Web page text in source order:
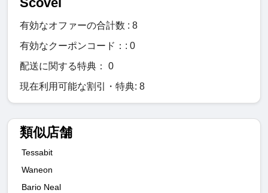
有効なオファーの合計数 : 8
有効なクーポンコード：: 0
配送に関する特典： 0
現在利用可能な割引・特典: 8
類似店舗
Tessabit
Waneon
Bario Neal